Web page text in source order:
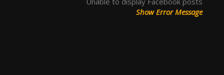
Show Error Message